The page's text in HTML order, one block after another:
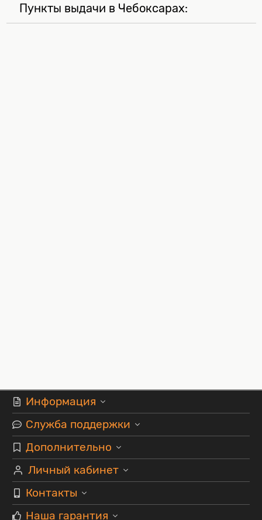
Пункты выдачи в Чебоксарах:
Информация
Служба поддержки
Дополнительно
Личный кабинет
Контакты
Наша гарантия